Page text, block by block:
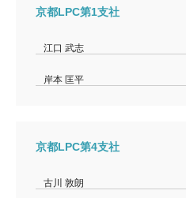
京都LPC第1支社
江口 武志
岸本 匡平
京都LPC第4支社
古川 敦朗